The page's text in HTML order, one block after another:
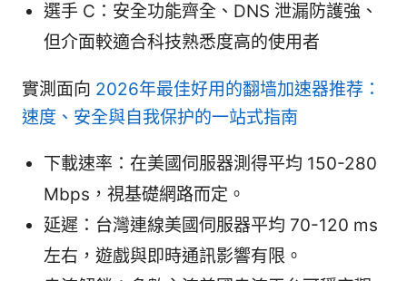
選手 C：安全功能齊全、DNS 泄漏防護強、
但介面較適合科技熟悉度高的使用者
實測面向 2026年最佳好用的翻墙加速器推荐：
速度、安全與自我保护的一站式指南
下載速率：在美國伺服器測得平均 150-280
Mbps，視基礎網路而定。
延遲：台灣連線美國伺服器平均 70-120 ms
左右，遊戲與即時通訊影響有限。